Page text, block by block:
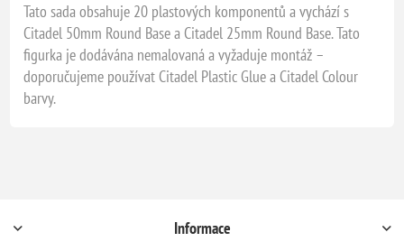
Tato sada obsahuje 20 plastových komponentů a vychází s
Citadel 50mm Round Base a Citadel 25mm Round Base. Tato
figurka je dodávána nemalovaná a vyžaduje montáž –
doporučujeme používat Citadel Plastic Glue a Citadel Colour
barvy.
Informace